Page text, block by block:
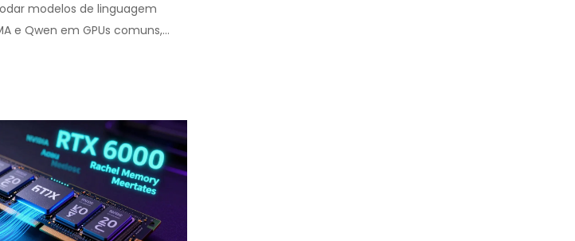
modelos de linguagem
e Qwen em GPUs comuns,
custo e sem perder precisão.